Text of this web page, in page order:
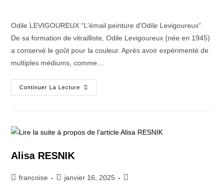
Odile LEVIGOUREUX “L'émail peinture d'Odile Levigoureux“
De sa formation de vitrailliste, Odile Levigoureux (née en 1945)
a conservé le goût pour la couleur. Après avoir expérimenté de
multiples médiums, comme…
Continuer La Lecture
Alisa RESNIK
francoise janvier 16, 2025